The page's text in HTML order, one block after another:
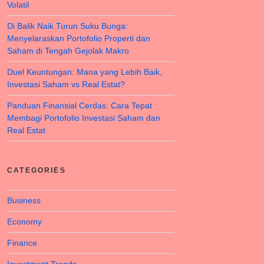
Volatil
Di Balik Naik Turun Suku Bunga:
Menyelaraskan Portofolio Properti dan
Saham di Tengah Gejolak Makro
Duel Keuntungan: Mana yang Lebih Baik,
Investasi Saham vs Real Estat?
Panduan Finansial Cerdas: Cara Tepat
Membagi Portofolio Investasi Saham dan
Real Estat
CATEGORIES
Business
Economy
Finance